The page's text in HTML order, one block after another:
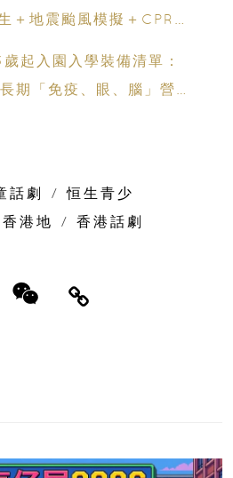
＋地震颱風模擬＋CPR急
起入園入學裝備清單：
期「免疫、眼、腦」營養
話劇 /
恒生青少
港地 /
香港話劇